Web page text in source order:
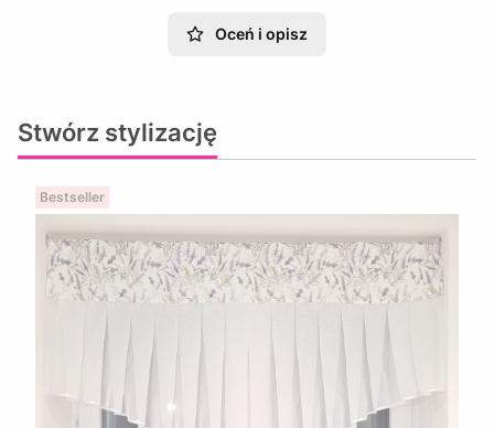
Oceń i opisz
Stwórz stylizację
Bestseller